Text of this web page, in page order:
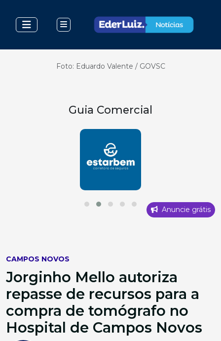
Foto: Eduardo Valente / GOVSC
Guia Comercial
Anuncie grátis
CAMPOS NOVOS
Jorginho Mello autoriza
repasse de recursos para a
compra de tomógrafo no
Hospital de Campos Novos